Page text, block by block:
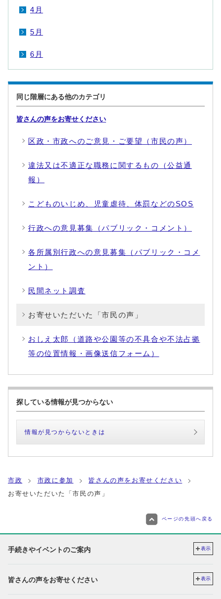
4月
5月
6月
同じ階層にある他のカテゴリ
皆さんの声をお寄せください
区政・市政へのご意見・ご要望（市民の声）
違法又は不適正な職務に関するもの（公益通
報）
こどものいじめ、児童虐待、体罰などのSOS
行政への意見募集（パブリック・コメント）
各所属別行政への意見募集（パブリック・コメ
ント）
民間ネット調査
お寄せいただいた「市民の声」
おしえ太郎（道路や公園等の不具合や不法占拠
等の位置情報・画像送信フォーム）
探している情報が見つからない
情報が見つからないときは
市政 市政に参加
皆さんの声をお寄せください
お寄せいただいた「市民の声」
ページの先頭へ戻る
手続きやイベントのご案内 表示
皆さんの声をお寄せください 表示